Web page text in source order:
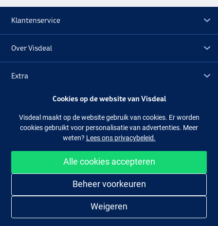
Klantenservice
Over Visdeal
Extra
Facebook Instagram
Makkelijk en veilig shoppen
Cookies op de website van Visdeal
Visdeal maakt op de website gebruik van cookies. Er worden
cookies gebruikt voor personalisatie van advertenties. Meer
weten? Lees ons privacybeleid.
Alle cookies accepteren
Beheer voorkeuren
Weigeren